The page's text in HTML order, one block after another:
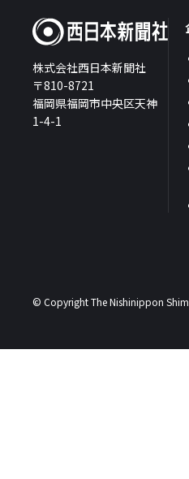
株式会社西日本新聞社
〒810-8721
福岡県福岡市中央区天神
1-4-1
© Copyright The Nishinippon